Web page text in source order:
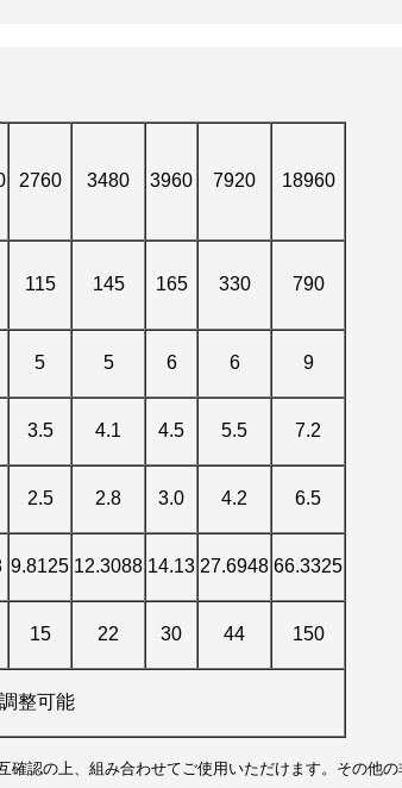
2760 3480 3960 7920 18960
115 145 165 330 790
5 5 6 6 9
3.5 4.1 4.5 5.5 7.2
2.5 2.8 3.0 4.2 6.5
9.8125 12.3088 14.13 27.6948 66.3325
15 22 30 44 150
調整可能
確認の上、組み合わせてご使用いただけます。その他